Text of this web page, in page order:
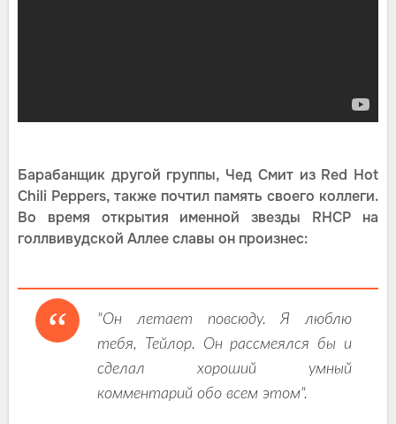
Барабанщик другой группы, Чед Смит из Red Hot
Chili Peppers, также почтил память своего коллеги.
Во время открытия именной звезды RHCP на
голлвивудской Аллее славы он произнес:
"Он летает повсюду. Я люблю
тебя, Тейлор. Он рассмеялся бы и
сделал хороший умный
комментарий обо всем этом".